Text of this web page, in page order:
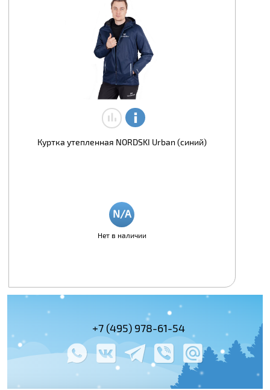
Куртка утепленная NORDSKI Urban (синий)
Нет в наличии
+7 (495)
+7 (800)
+7 (495) 978-61-54